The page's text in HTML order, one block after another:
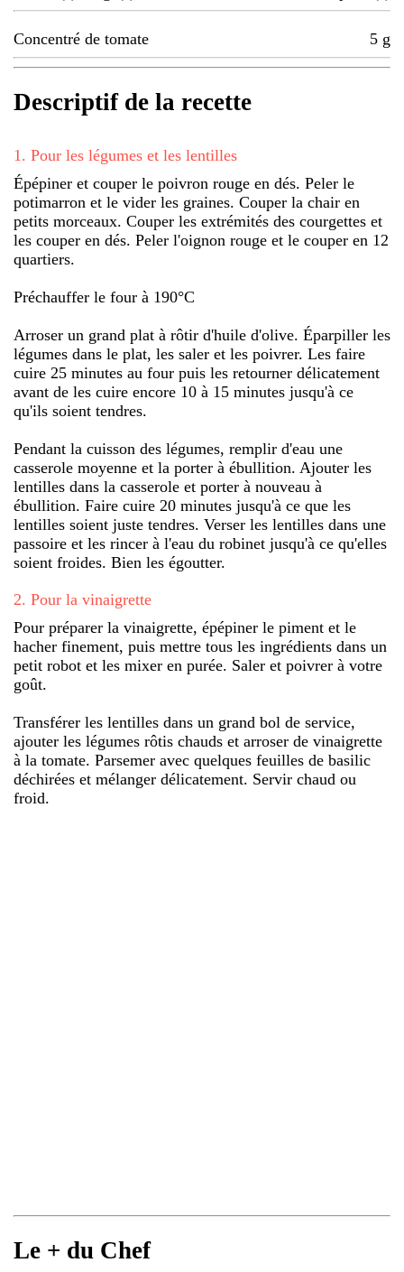
Concentré de tomate 5 g
Descriptif de la recette
1 . Pour les légumes et les lentilles
Épépiner et couper le poivron rouge en dés. Peler le
potimarron et le vider les graines. Couper la chair en
petits morceaux. Couper les extrémités des courgettes et
les couper en dés. Peler l'oignon rouge et le couper en 12
quartiers.
Préchauffer le four à 190°C
Arroser un grand plat à rôtir d'huile d'olive. Éparpiller les
légumes dans le plat, les saler et les poivrer. Les faire
cuire 25 minutes au four puis les retourner délicatement
avant de les cuire encore 10 à 15 minutes jusqu'à ce
qu'ils soient tendres.
Pendant la cuisson des légumes, remplir d'eau une
casserole moyenne et la porter à ébullition. Ajouter les
lentilles dans la casserole et porter à nouveau à
ébullition. Faire cuire 20 minutes jusqu'à ce que les
lentilles soient juste tendres. Verser les lentilles dans une
passoire et les rincer à l'eau du robinet jusqu'à ce qu'elles
soient froides. Bien les égoutter.
2. Pour la vinaigrette
Pour préparer la vinaigrette, épépiner le piment et le
hacher finement, puis mettre tous les ingrédients dans un
petit robot et les mixer en purée. Saler et poivrer à votre
goût.
Transférer les lentilles dans un grand bol de service,
ajouter les légumes rôtis chauds et arroser de vinaigrette
à la tomate. Parsemer avec quelques feuilles de basilic
déchirées et mélanger délicatement. Servir chaud ou
froid.
Le + du Chef